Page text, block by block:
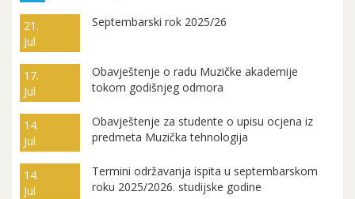
21.
Jul
Septembarski rok 2025/26
17.
Jul
Obavještenje o radu Muzičke akademije
tokom godišnjeg odmora
14.
Jul
Obavještenje za studente o upisu ocjena iz
predmeta Muzička tehnologija
14.
Jul
Termini održavanja ispita u septembarskom
roku 2025/2026. studijske godine